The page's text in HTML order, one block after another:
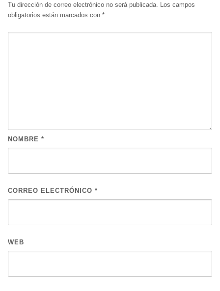
Tu dirección de correo electrónico no será publicada.
Los campos
obligatorios están marcados con *
NOMBRE *
CORREO ELECTRÓNICO *
WEB